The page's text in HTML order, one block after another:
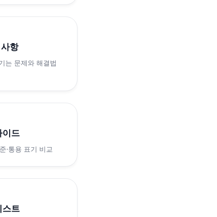
항
는 문제와 해결법
이드
·통용 표기 비교
스트